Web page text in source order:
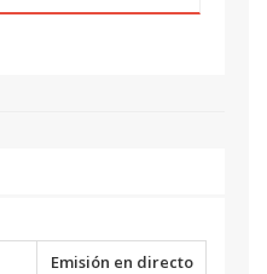
Emisión en directo